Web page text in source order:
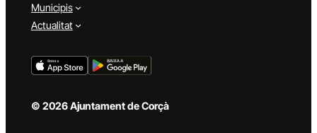
Municipis
Actualitat
© 2026 Ajuntament de Corçà